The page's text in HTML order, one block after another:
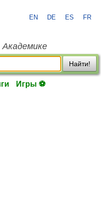
EN DE ES FR
Академике
Найти!
Игры ⚽